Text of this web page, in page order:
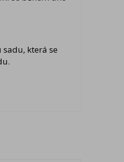
která se